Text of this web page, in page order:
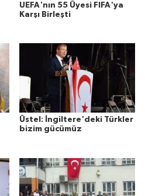
UEFA'nın 55 Üyesi FIFA'ya
Karşı Birleşti
Üstel: İngiltere'deki Türkler
bizim gücümüz